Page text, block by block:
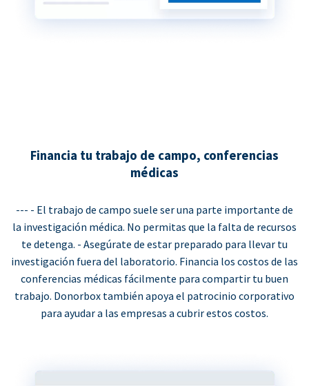
Financia tu trabajo de campo, conferencias
médicas
--- - El trabajo de campo suele ser una parte importante de
la investigación médica. No permitas que la falta de recursos
te detenga. - Asegúrate de estar preparado para llevar tu
investigación fuera del laboratorio. Financia los costos de las
conferencias médicas fácilmente para compartir tu buen
trabajo. Donorbox también apoya el patrocinio corporativo
para ayudar a las empresas a cubrir estos costos.